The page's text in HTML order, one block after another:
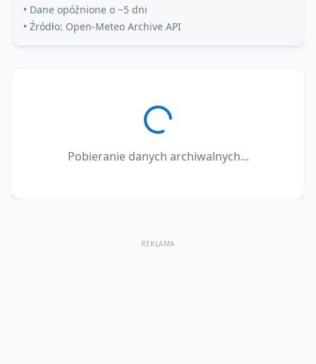
• Dane opóźnione o ~5 dni
• Źródło: Open-Meteo Archive API
Pobieranie danych archiwalnych...
REKLAMA